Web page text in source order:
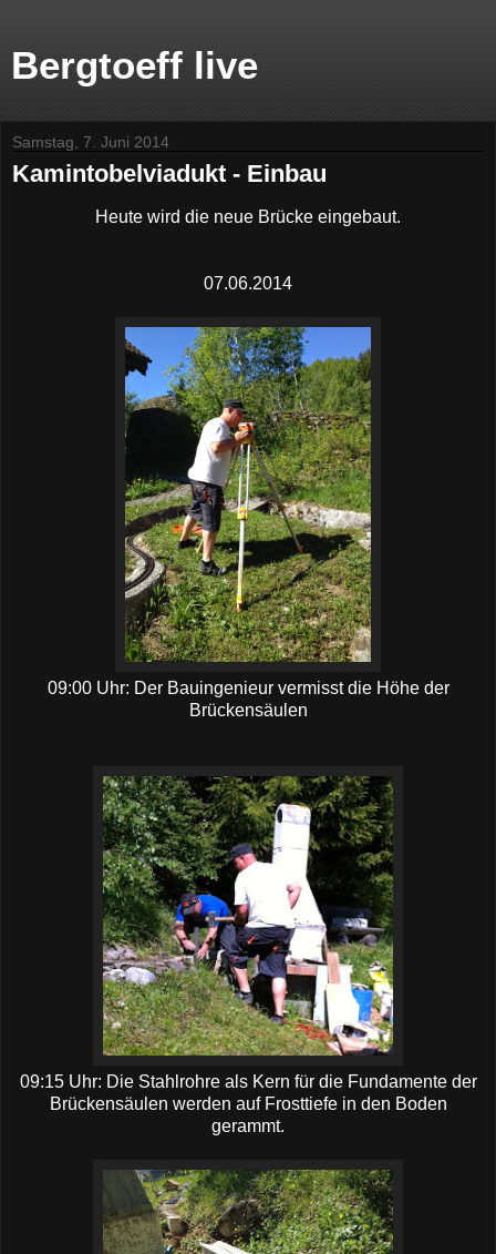
Bergtoeff live
Samstag, 7. Juni 2014
Kamintobelviadukt - Einbau
Heute wird die neue Brücke eingebaut.
07.06.2014
09:00 Uhr: Der Bauingenieur vermisst die Höhe der
Brückensäulen
09:15 Uhr: Die Stahlrohre als Kern für die Fundamente der
Brückensäulen werden auf Frosttiefe in den Boden
gerammt.